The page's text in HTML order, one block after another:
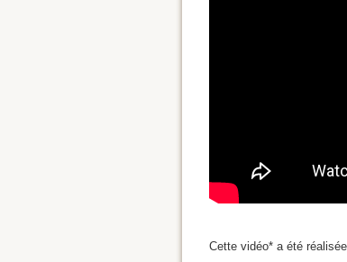
Cette vidéo* a été